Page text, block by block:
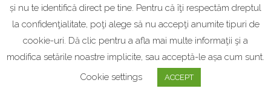
și nu te identifică direct pe tine. Pentru că îţi respectăm dreptul
la confidenţialitate, poţi alege să nu accepţi anumite tipuri de
cookie-uri. Dă clic pentru a afla mai multe informaţii şi a
modifica setările noastre implicite, sau acceptă-le așa cum sunt.
Cookie settings
ACCEPT